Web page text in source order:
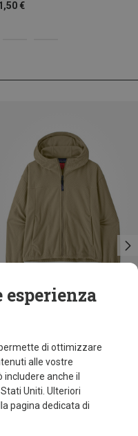
€
permette di ottimizzare
alle vostre
anche il
Uniti. Ulteriori
pagina dedicata di